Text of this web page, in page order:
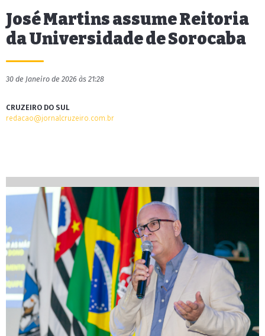
José Martins assume Reitoria
da Universidade de Sorocaba
30 de Janeiro de 2026 às 21:28
CRUZEIRO DO SUL
redacao@jornalcruzeiro.com.br